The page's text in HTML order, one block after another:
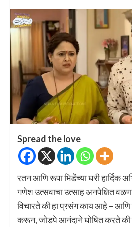
Spread the love
रतन आणि रूपा भिडेंच्या घरी हार्दिक
गणेश उत्सवाचा उत्साह अनपेक्षित
विचारते की हा प्रसंग काय आहे – आणि
करून, जोडपे आनंदाने घोषित करते की